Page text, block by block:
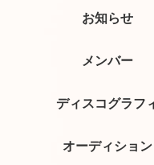
お知らせ
メンバー
ディスコグラフ
オーディション